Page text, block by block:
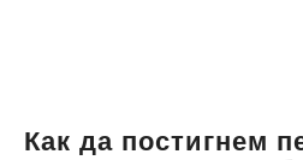
Как да постигнем